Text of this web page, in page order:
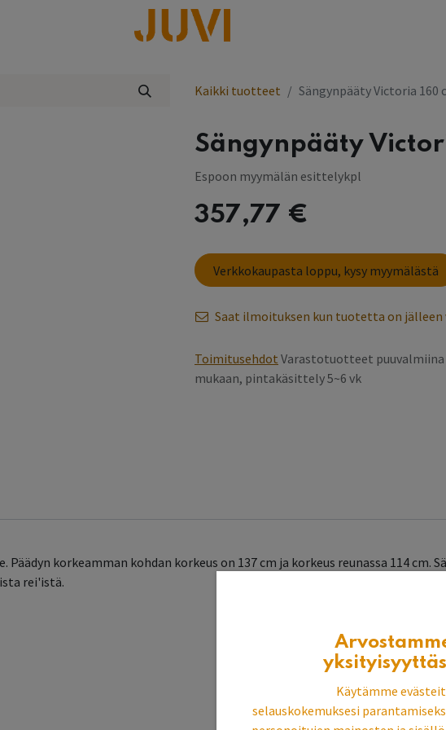
Kaikki tuotteet Sängynpääty Victoria 160
Sängynpääty
Espoon myymälän esittelykpl
357,77 €
Verkkokaupasta loppu, kysy myymälästä
Saat ilmoituksen kun tuotetta on jälleen
Toimitusehdot Varastotuotteet
mukaan, pintakäsittely 5~6 vk
korkeamman kohdan korkeus on 137 cm ja korkeus reunassa 114 cm.
rei'istä.
Käytämme
selauskokemuksesi